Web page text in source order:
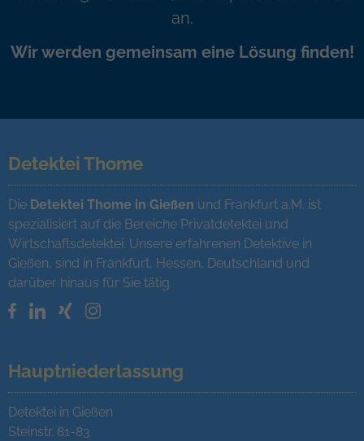
an.
Wir werden gemeinsam eine Lösung finden!
Detektei Thome
Die Detektei Thome in Gießen und Frankfurt a.M. ist
spezialisiert auf die Bereiche Privatdetektei und
Wirtschaftsdetektei. Unsere erfahrenen Detektive in
Gießen, sind in Frankfurt, Hessen, Deutschland und
darüber hinaus für Sie tätig.
Hauptniederlassung
Detektei in Gießen
Steinstr. 81-83